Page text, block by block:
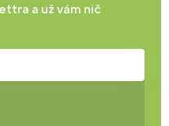
a už vám nič